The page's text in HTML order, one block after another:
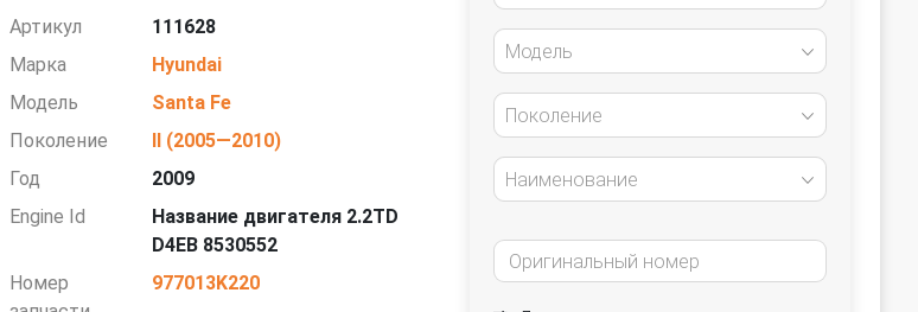
Артикул
111628
Марка
Hyundai
Модель
Santa Fe
Поколение
II (2005—2010)
Год
2009
Engine Id
Название двигателя 2.2TD
D4EB 8530552
Номер
977013K220
Модель
Поколение
Наименование